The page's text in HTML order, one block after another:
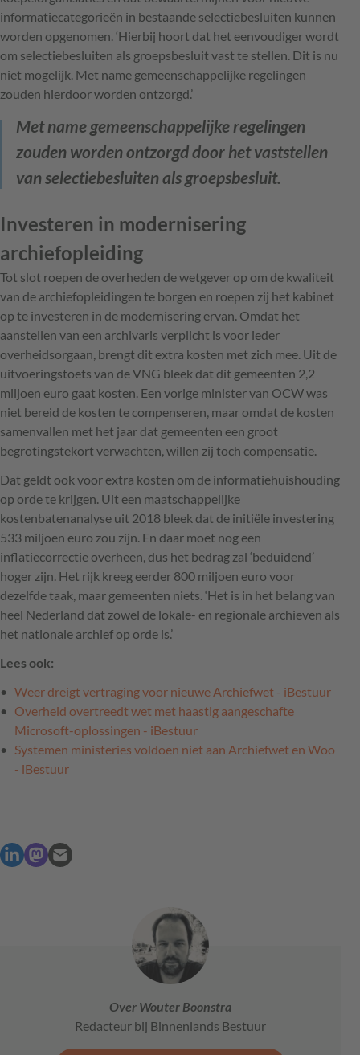
informatiecategorieën in bestaande selectiebesluiten kunnen
worden opgenomen. ‘Hierbij hoort dat het eenvoudiger wordt
om selectiebesluiten als groepsbesluit vast te stellen. Dit is nu
niet mogelijk. Met name gemeenschappelijke regelingen
zouden hierdoor worden ontzorgd.’
Met name gemeenschappelijke regelingen
zouden worden ontzorgd door het vaststellen
van selectiebesluiten als groepsbesluit.
Investeren in modernisering
archiefopleiding
Tot slot roepen de overheden de wetgever op om de kwaliteit
van de archiefopleidingen te borgen en roepen zij het kabinet
op te investeren in de modernisering ervan. Omdat het
aanstellen van een archivaris verplicht is voor ieder
overheidsorgaan, brengt dit extra kosten met zich mee. Uit de
uitvoeringstoets van de VNG bleek dat dit gemeenten 2,2
miljoen euro gaat kosten. Een vorige minister van OCW was
niet bereid de kosten te compenseren, maar omdat de kosten
samenvallen met het jaar dat gemeenten een groot
begrotingstekort verwachten, willen zij toch compensatie.
Dat geldt ook voor extra kosten om de informatiehuishouding
op orde te krijgen. Uit een maatschappelijke
kostenbatenanalyse uit 2018 bleek dat de initiële investering
533 miljoen euro zou zijn. En daar moet nog een
inflatiecorrectie overheen, dus het bedrag zal ‘beduidend’
hoger zijn. Het rijk kreeg eerder 800 miljoen euro voor
dezelfde taak, maar gemeenten niets. ‘Het is in het belang van
heel Nederland dat zowel de lokale- en regionale archieven als
het nationale archief op orde is.’
Lees ook:
Weer dreigt vertraging voor nieuwe Archiefwet - iBestuur
Overheid overtreedt wet met haastig aangeschafte
Microsoft-oplossingen - iBestuur
Systemen ministeries voldoen niet aan Archiefwet en Woo
- iBestuur
Over Wouter Boonstra
Redacteur bij Binnenlands Bestuur